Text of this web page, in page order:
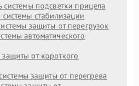
системы подсветки прицела
стабилизации
защиты от перегрузок
автоматического
от короткого
защиты от перегрева